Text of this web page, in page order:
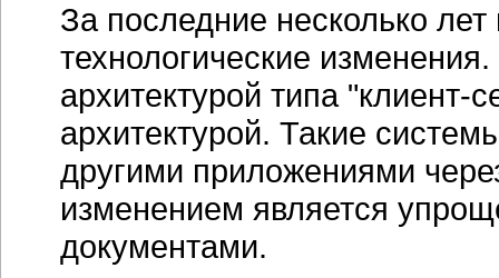
За последние несколько
технологические
архитектурой типа "клиент-
архитектурой. Такие
другими приложениями
изменением является
документами.